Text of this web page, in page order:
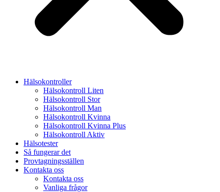
Hälsokontroller
Hälsokontroll Liten
Hälsokontroll Stor
Hälsokontroll Man
Hälsokontroll Kvinna
Hälsokontroll Kvinna Plus
Hälsokontroll Aktiv
Hälsotester
Så fungerar det
Provtagningsställen
Kontakta oss
Kontakta oss
Vanliga frågor